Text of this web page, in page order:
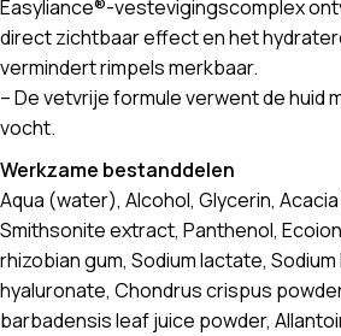
Easyliance®-vestevigingscomplex
direct zichtbaar effect en het
vermindert rimpels merkbaar.
– De vetvrije formule verwent de huid
vocht.
Werkzame bestanddelen
Aqua (water), Alcohol, Glycerin,
Smithsonite extract, Panthenol,
rhizobian gum, Sodium lactate, Sodium
hyaluronate, Chondrus crispus
barbadensis leaf juice powder,